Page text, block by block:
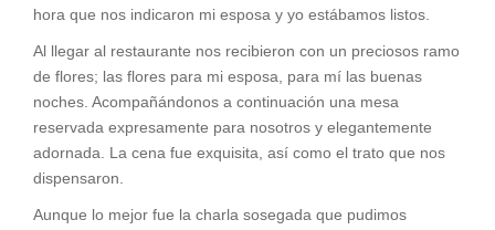
hora que nos indicaron mi esposa y yo estábamos listos.
Al llegar al restaurante nos recibieron con un preciosos ramo
de flores; las flores para mi esposa, para mí las buenas
noches. Acompañándonos a continuación una mesa
reservada expresamente para nosotros y elegantemente
adornada. La cena fue exquisita, así como el trato que nos
dispensaron.
Aunque lo mejor fue la charla sosegada que pudimos